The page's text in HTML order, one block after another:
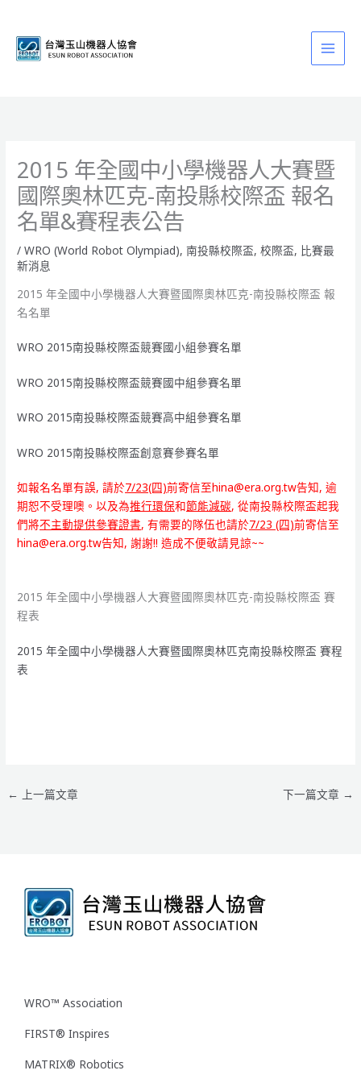
2015 年全國中小學機器人大賽暨
國際奧林匹克-南投縣校際盃 報名
名單&賽程表公告
/WRO (World Robot Olympiad),南投縣校際盃,校際盃, 比賽最
新消息
2015 年全國中小學機器人大賽暨國際奧林匹克-南投縣校際盃 報
名名單
WRO 2015南投縣校際盃競賽國小組參賽名單
WRO 2015南投縣校際盃競賽國中組參賽名單
WRO 2015南投縣校際盃競賽高中組參賽名單
WRO 2015南投縣校際盃創意賽參賽名單
如報名名單有誤, 請於7/23(四)前寄信至hina@era.org.tw告知, 逾
期恕不受理噢。以及為推行環保和節能減碳, 從南投縣校際盃起我
們將不主動提供參賽證書, 有需要的隊伍也請於7/23 (四)前寄信至
hina@era.org.tw告知, 謝謝!! 造成不便敬請見諒~~
2015 年全國中小學機器人大賽暨國際奧林匹克-南投縣校際盃 賽
程表
2015 年全國中小學機器人大賽暨國際奧林匹克南投縣校際盃 賽程
表
← 上一篇文章 下一篇文章 →
WRO™ Association
FIRST® Inspires
MATRIX® Robotics